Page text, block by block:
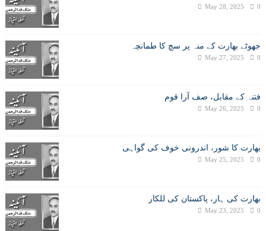
May 28, 2025 0
جھوٹے بھارت کے منہ پر سچ کا طمانچہ
May 27, 2025 0
فتنہ کے مقابل، صف آرا قوم
May 26, 2025 0
بھارت کا شور، اندرونی خوف کی گواہی
May 25, 2025 0
بھارت کی ہار، پاکستان کی للکار
May 23, 2025 0